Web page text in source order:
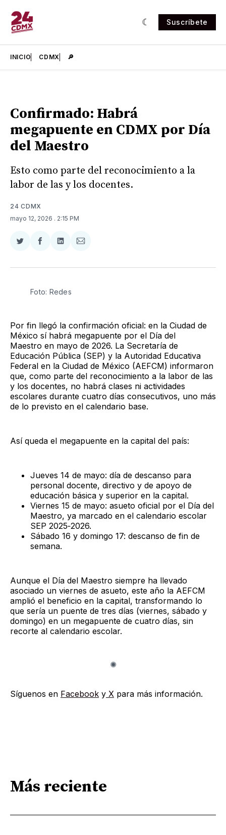
Suscríbete
INICIO CDMX 🔎
Confirmado: Habrá
megapuente en CDMX por Día
del Maestro
Esto como parte del reconocimiento a la
labor de las y los docentes.
24 CDMX
mayo 12, 2026 . 2:15 PM
Compartir
Twitter
Compartir
Facebook
Compartir
LinkedIn
Compartir
Email
Foto: Redes
Por fin llegó la confirmación oficial: en la Ciudad de
México sí habrá megapuente por el Día del
Maestro en mayo de 2026. La Secretaría de
Educación Pública (SEP) y la Autoridad Educativa
Federal en la Ciudad de México (AEFCM) informaron
que, como parte del reconocimiento a la labor de las
y los docentes, no habrá clases ni actividades
escolares durante cuatro días consecutivos, uno más
de lo previsto en el calendario base.
Así queda el megapuente en la capital del país:
Jueves 14 de mayo: día de descanso para
personal docente, directivo y de apoyo de
educación básica y superior en la capital.
Viernes 15 de mayo: asueto oficial por el Día del
Maestro, ya marcado en el calendario escolar
SEP 2025‑2026.
Sábado 16 y domingo 17: descanso de fin de
semana.
Aunque el Día del Maestro siempre ha llevado
asociado un viernes de asueto, este año la AEFCM
amplió el beneficio en la capital, transformando lo
que sería un puente de tres días (viernes, sábado y
domingo) en un megapuente de cuatro días, sin
recorte al calendario escolar.
Síguenos en Facebook y X para más información.
Más reciente